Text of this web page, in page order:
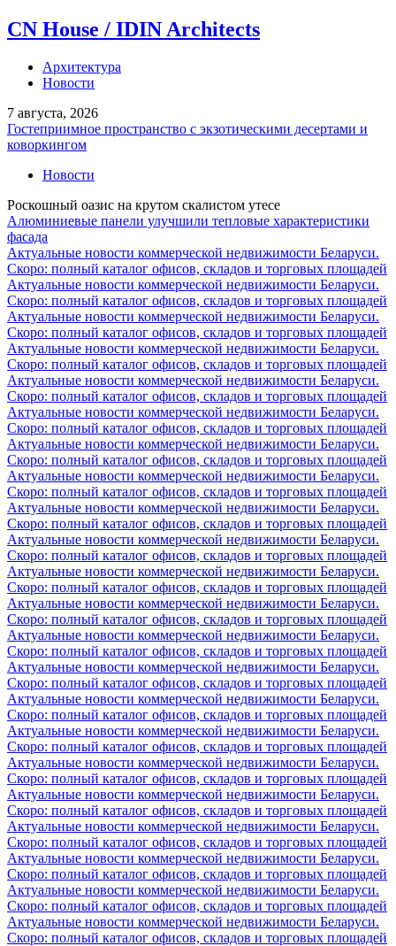
CN House / IDIN Architects
Архитектура
Новости
7 августа, 2026
Гостеприимное пространство с экзотическими десертами и
коворкингом
Новости
Роскошный оазис на крутом скалистом утесе
Алюминиевые панели улучшили тепловые характеристики
фасада
Актуальные новости коммерческой недвижимости Беларуси.
Скоро: полный каталог офисов, складов и торговых площадей
Актуальные новости коммерческой недвижимости Беларуси.
Скоро: полный каталог офисов, складов и торговых площадей
Актуальные новости коммерческой недвижимости Беларуси.
Скоро: полный каталог офисов, складов и торговых площадей
Актуальные новости коммерческой недвижимости Беларуси.
Скоро: полный каталог офисов, складов и торговых площадей
Актуальные новости коммерческой недвижимости Беларуси.
Скоро: полный каталог офисов, складов и торговых площадей
Актуальные новости коммерческой недвижимости Беларуси.
Скоро: полный каталог офисов, складов и торговых площадей
Актуальные новости коммерческой недвижимости Беларуси.
Скоро: полный каталог офисов, складов и торговых площадей
Актуальные новости коммерческой недвижимости Беларуси.
Скоро: полный каталог офисов, складов и торговых площадей
Актуальные новости коммерческой недвижимости Беларуси.
Скоро: полный каталог офисов, складов и торговых площадей
Актуальные новости коммерческой недвижимости Беларуси.
Скоро: полный каталог офисов, складов и торговых площадей
Актуальные новости коммерческой недвижимости Беларуси.
Скоро: полный каталог офисов, складов и торговых площадей
Актуальные новости коммерческой недвижимости Беларуси.
Скоро: полный каталог офисов, складов и торговых площадей
Актуальные новости коммерческой недвижимости Беларуси.
Скоро: полный каталог офисов, складов и торговых площадей
Актуальные новости коммерческой недвижимости Беларуси.
Скоро: полный каталог офисов, складов и торговых площадей
Актуальные новости коммерческой недвижимости Беларуси.
Скоро: полный каталог офисов, складов и торговых площадей
Актуальные новости коммерческой недвижимости Беларуси.
Скоро: полный каталог офисов, складов и торговых площадей
Актуальные новости коммерческой недвижимости Беларуси.
Скоро: полный каталог офисов, складов и торговых площадей
Актуальные новости коммерческой недвижимости Беларуси.
Скоро: полный каталог офисов, складов и торговых площадей
Актуальные новости коммерческой недвижимости Беларуси.
Скоро: полный каталог офисов, складов и торговых площадей
Актуальные новости коммерческой недвижимости Беларуси.
Скоро: полный каталог офисов, складов и торговых площадей
Актуальные новости коммерческой недвижимости Беларуси.
Скоро: полный каталог офисов, складов и торговых площадей
Актуальные новости коммерческой недвижимости Беларуси.
Скоро: полный каталог офисов, складов и торговых площадей